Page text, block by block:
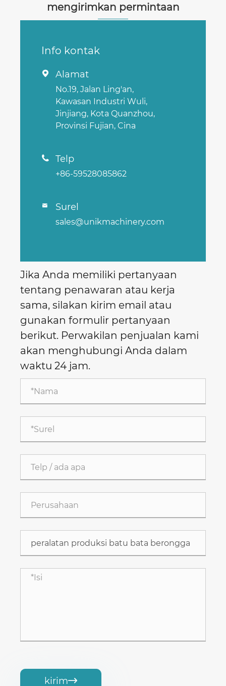
mengirimkan permintaan
Info kontak
 Alamat
No.19, Jalan Ling'an,
Kawasan Industri Wuli,
Jinjiang, Kota Quanzhou,
Provinsi Fujian, Cina
 Telp
+86-59528085862
 Surel
sales@unikmachinery.com
Jika Anda memiliki pertanyaan
tentang penawaran atau kerja
sama, silakan kirim email atau
gunakan formulir pertanyaan
berikut. Perwakilan penjualan kami
akan menghubungi Anda dalam
waktu 24 jam.
kirim